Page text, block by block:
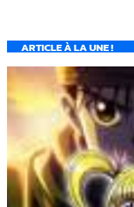
ARTICLE À LA UNE !